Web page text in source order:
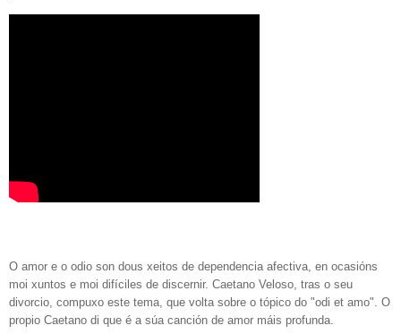
O amor e o odio son dous xeitos de dependencia afectiva, en ocasións
moi xuntos e moi difíciles de discernir. Caetano Veloso, tras o seu
divorcio, compuxo este tema, que volta sobre o tópico do "odi et amo". O
propio Caetano di que é a súa canción de amor máis profunda.